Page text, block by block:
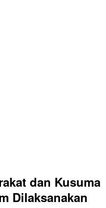
dan Kusuma
Dilaksanakan